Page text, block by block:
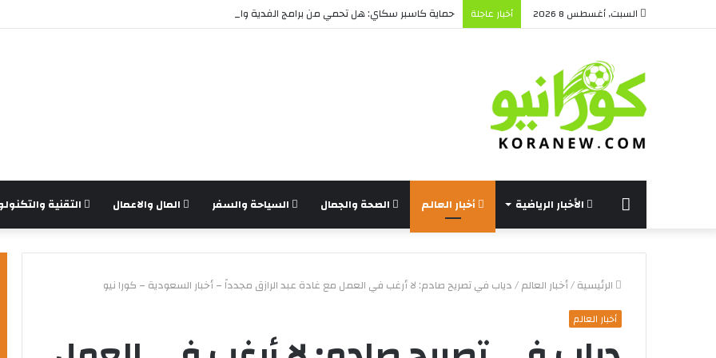
السبت, أغسطس 8 2026 أخبار عاجلة حماية كاسبر سكاي: هل تحمي من برامج الفدية والاختراقات الحديثة؟
الرئيسة الأخبار الرياضية أخبار العالم الصحة والجمال السياحة والسفر المال والاعمال التقنية
الرئيسية/أخبار العالم/دياب في تصريح صادم: لا أرغب في العمل مع غادة عبد الرازق مجدداً – أخبار السعودية – كورا نيو
أخبار العالم